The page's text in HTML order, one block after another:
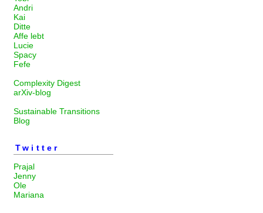
Andri
Kai
Ditte
Affe lebt
Lucie
Spacy
Fefe
Complexity Digest
arXiv-blog
Sustainable Transitions
Blog
Twitter
Prajal
Jenny
Ole
Mariana